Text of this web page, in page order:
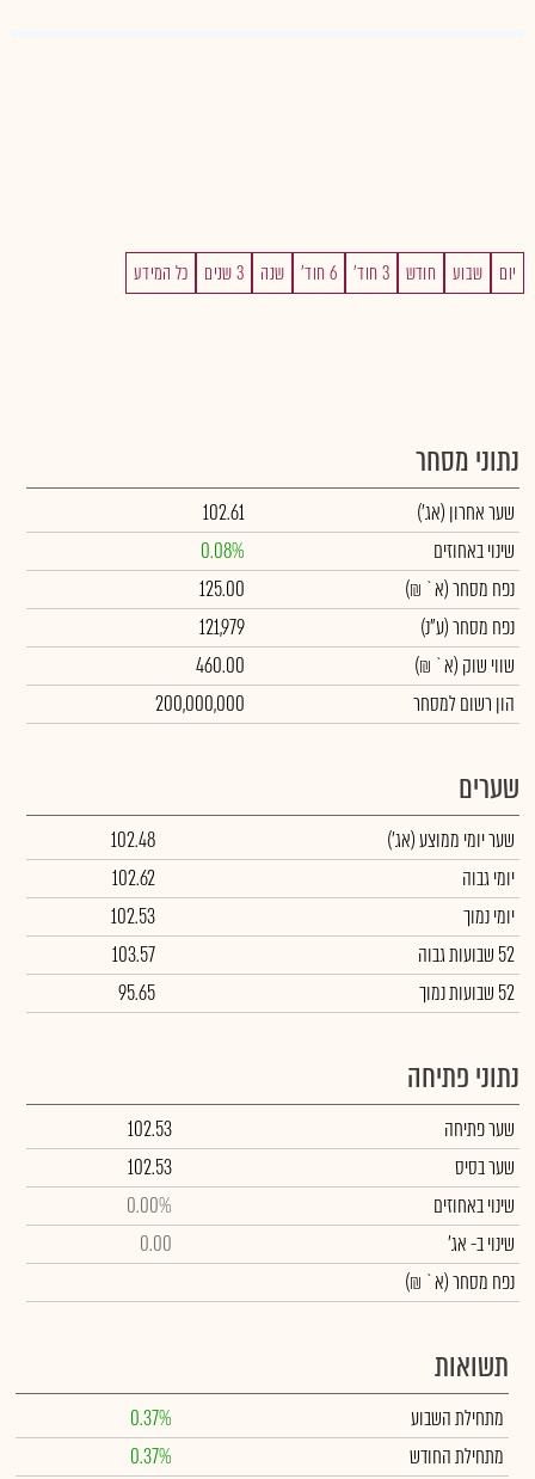
יום שבוע חודש 3 חוד' 6 חוד' שנה 3 שנים כל המידע
נתוני מסחר
שער אחרון (אג')
102.61
שינוי באחוזים
0.08%
נפח מסחר(א` ₪)
125.00
נפח מסחר(ע"נ)
121,979
שווי שוק (א` ₪)
460.00
הון רשום למסחר
200,000,000
שערים
שער יומי ממוצע(אג')
102.48
יומי גבוה
102.62
יומי נמוך
102.53
52 שבועות גבוה
103.57
52 שבועות נמוך
95.65
נתוני פתיחה
שער פתיחה
102.53
שער בסיס
102.53
שינוי באחוזים
0.00%
שינויב- אג'
0.00
נפח מסחר(א` ₪)
תשואות
מתחילת השבוע
0.37%
מתחילת החודש
0.37%